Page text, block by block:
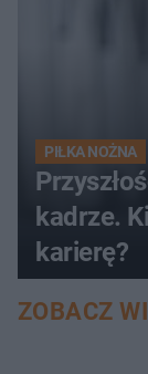
PIŁKA NOŻNA
kadrze.
karierę?
ZOBACZ